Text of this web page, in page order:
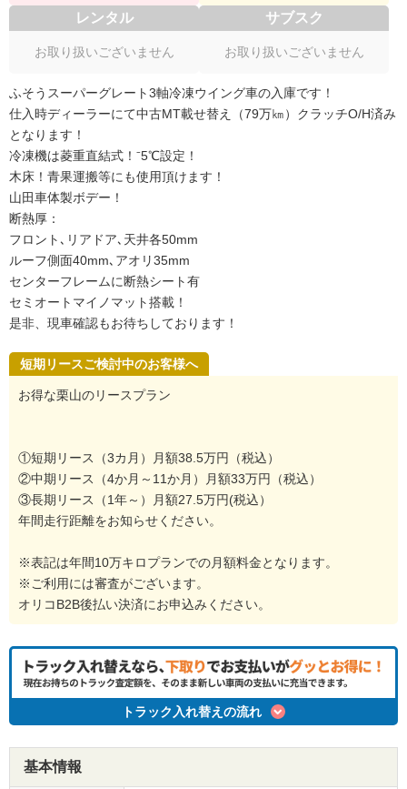
レンタル
お取り扱いございません
サブスク
お取り扱いございません
ふそうスーパーグレート3軸冷凍ウイング車の入庫です！
仕入時ディーラーにて中古MT載せ替え（79万㎞）クラッチO/H済み
となります！
冷凍機は菱重直結式！⁻5℃設定！
木床！青果運搬等にも使用頂けます！
山田車体製ボデー！
断熱厚：
フロント､リアドア､天井各50mm
ルーフ側面40mm､アオリ35mm
センターフレームに断熱シート有
セミオートマイノマット搭載！
是非、現車確認もお待ちしております！
短期リースご検討中のお客様へ
お得な栗山のリースプラン
①短期リース（3カ月）月額38.5万円（税込）
②中期リース（4か月～11か月）月額33万円（税込）
③長期リース（1年～）月額27.5万円(税込）
年間走行距離をお知らせください。
※表記は年間10万キロプランでの月額料金となります。
※ご利用には審査がございます。
オリコB2B後払い決済にお申込みください。
トラック入れ替えの流れ
基本情報